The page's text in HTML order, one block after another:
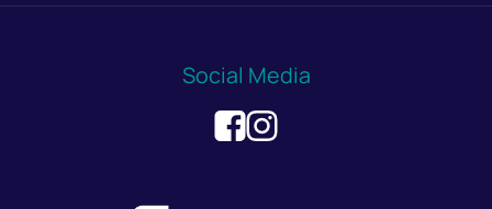
Social Media